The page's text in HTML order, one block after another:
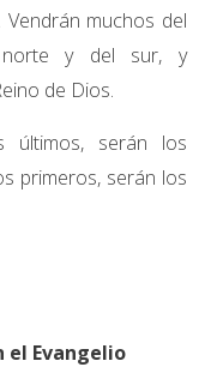
muchos del
y del sur, y
de Dios.
serán los
primeros, serán los
el Evangelio